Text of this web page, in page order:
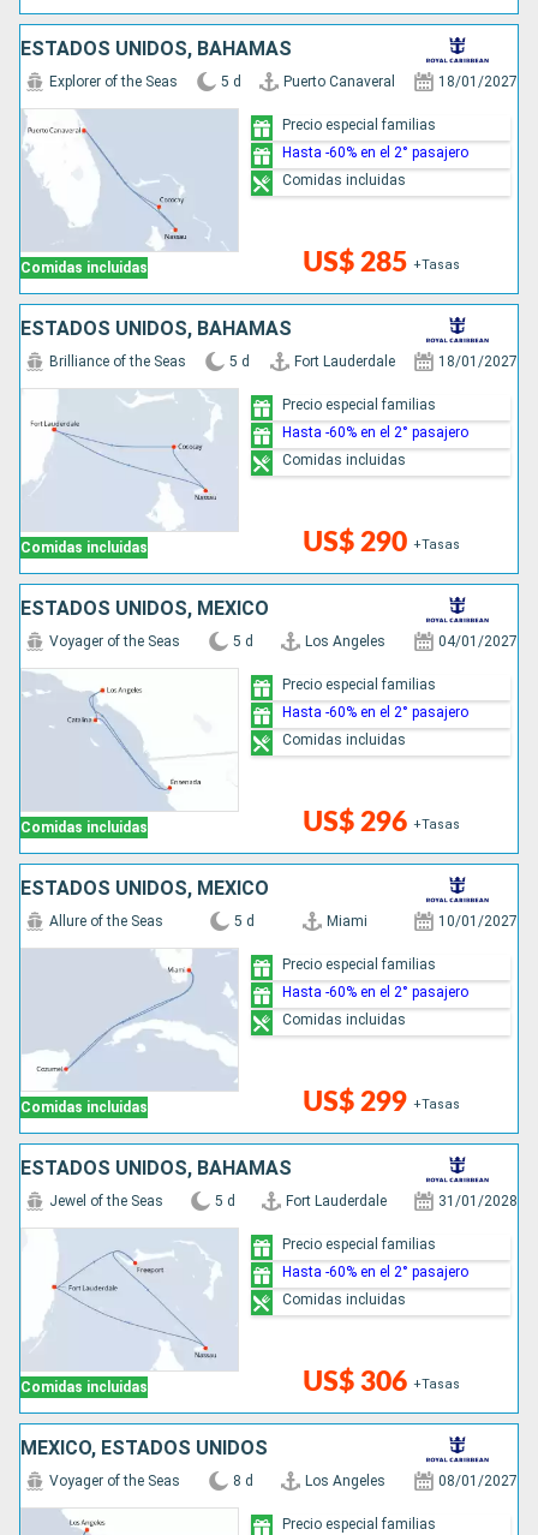
ESTADOS UNIDOS, BAHAMAS
Comidas incluidas
Explorer of the Seas 5 d Puerto Canaveral 18/01/2027
US$ 285 +Tasas
Precio especial familias
Hasta -60% en el 2° pasajero
Comidas incluidas
ESTADOS UNIDOS, BAHAMAS
Comidas incluidas
Brilliance of the Seas 5 d Fort Lauderdale 18/01/2027
US$ 290 +Tasas
Precio especial familias
Hasta -60% en el 2° pasajero
Comidas incluidas
ESTADOS UNIDOS, MÉXICO
Comidas incluidas
Voyager of the Seas 5 d Los Angeles 04/01/2027
US$ 296 +Tasas
Precio especial familias
Hasta -60% en el 2° pasajero
Comidas incluidas
ESTADOS UNIDOS, MÉXICO
Comidas incluidas
Allure of the Seas 5 d Miami 10/01/2027
US$ 299 +Tasas
Precio especial familias
Hasta -60% en el 2° pasajero
Comidas incluidas
ESTADOS UNIDOS, BAHAMAS
Comidas incluidas
Jewel of the Seas 5 d Fort Lauderdale 31/01/2028
US$ 306 +Tasas
Precio especial familias
Hasta -60% en el 2° pasajero
Comidas incluidas
MÉXICO, ESTADOS UNIDOS
Voyager of the Seas 8 d Los Angeles 08/01/2027
Precio especial familias